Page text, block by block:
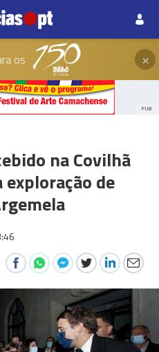
os ×
PUB
na Covilhã
de